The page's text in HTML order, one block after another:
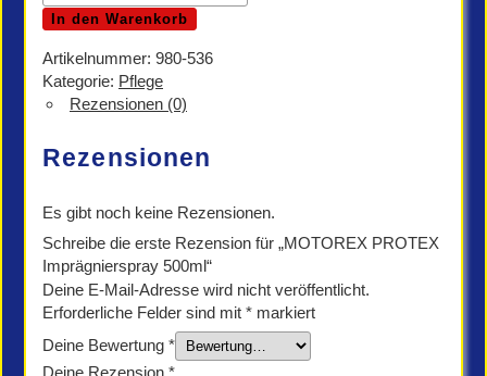
PROTEX
Imprägnierspray
500ml
Menge
In den Warenkorb
Artikelnummer: 980-536
Kategorie: Pflege
Rezensionen (0)
Rezensionen
Es gibt noch keine Rezensionen.
Schreibe die erste Rezension für „MOTOREX PROTEX
Imprägnierspray 500ml“
Deine E-Mail-Adresse wird nicht veröffentlicht.
Erforderliche Felder sind mit * markiert
Deine Bewertung *
Deine Rezension *